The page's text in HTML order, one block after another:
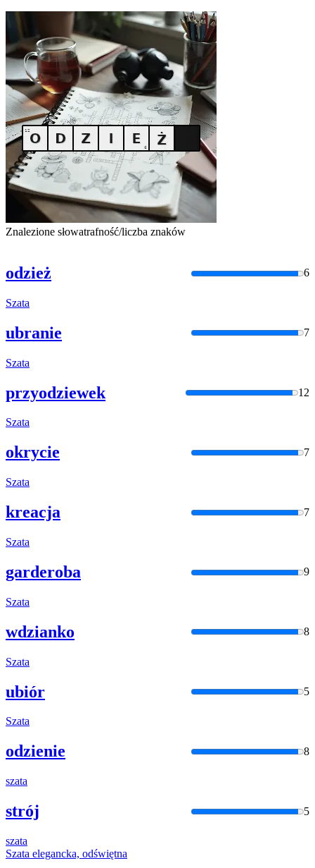
Znalezione słowatrafność/liczba znaków
odzież 6
Szata
ubranie 7
Szata
przyodziewek 12
Szata
okrycie 7
Szata
kreacja 7
Szata
garderoba 9
Szata
wdzianko 8
Szata
ubiór 5
Szata
odzienie 8
szata
strój 5
szata
Szata elegancka, odświętna